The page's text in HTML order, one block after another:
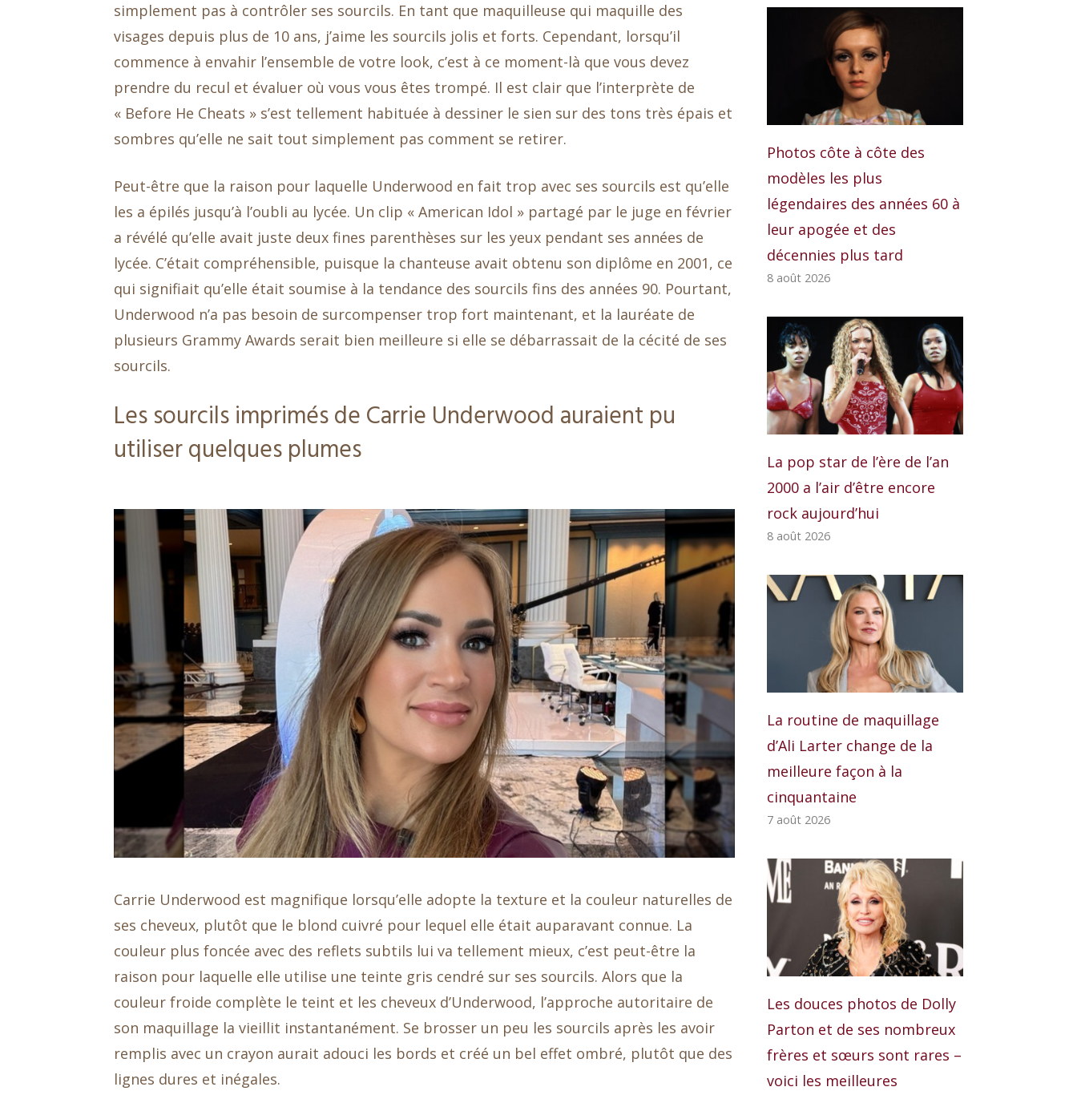
simplement pas à contrôler ses sourcils. En tant que maquilleuse qui maquille des
visages depuis plus de 10 ans, j’aime les sourcils jolis et forts. Cependant, lorsqu’il
commence à envahir l’ensemble de votre look, c’est à ce moment-là que vous devez
prendre du recul et évaluer où vous vous êtes trompé. Il est clair que l’interprète de
« Before He Cheats » s’est tellement habituée à dessiner le sien sur des tons très épais et
sombres qu’elle ne sait tout simplement pas comment se retirer.
Peut-être que la raison pour laquelle Underwood en fait trop avec ses sourcils est qu’elle
les a épilés jusqu’à l’oubli au lycée. Un clip « American Idol » partagé par le juge en février
a révélé qu’elle avait juste deux fines parenthèses sur les yeux pendant ses années de
lycée. C’était compréhensible, puisque la chanteuse avait obtenu son diplôme en 2001, ce
qui signifiait qu’elle était soumise à la tendance des sourcils fins des années 90. Pourtant,
Underwood n’a pas besoin de surcompenser trop fort maintenant, et la lauréate de
plusieurs Grammy Awards serait bien meilleure si elle se débarrassait de la cécité de ses
sourcils.
Les sourcils imprimés de Carrie Underwood auraient pu
utiliser quelques plumes
Carrie Underwood est magnifique lorsqu’elle adopte la texture et la couleur naturelles de
ses cheveux, plutôt que le blond cuivré pour lequel elle était auparavant connue. La
couleur plus foncée avec des reflets subtils lui va tellement mieux, c’est peut-être la
raison pour laquelle elle utilise une teinte gris cendré sur ses sourcils. Alors que la
couleur froide complète le teint et les cheveux d’Underwood, l’approche autoritaire de
son maquillage la vieillit instantanément. Se brosser un peu les sourcils après les avoir
remplis avec un crayon aurait adouci les bords et créé un bel effet ombré, plutôt que des
lignes dures et inégales.
Photos côte à côte des
modèles les plus
légendaires des années 60 à
leur apogée et des
décennies plus tard
8 août 2026
La pop star de l’ère de l’an
2000 a l’air d’être encore
rock aujourd’hui
8 août 2026
La routine de maquillage
d’Ali Larter change de la
meilleure façon à la
cinquantaine
7 août 2026
Les douces photos de Dolly
Parton et de ses nombreux
frères et sœurs sont rares –
voici les meilleures